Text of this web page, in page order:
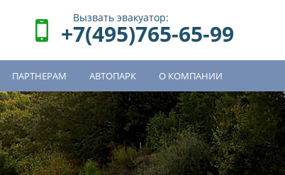
Вызвать эвакуатор:
+7(495)765-65-99
ПАРТНЕРАМ АВТОПАРК О КОМПАНИИ